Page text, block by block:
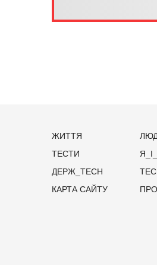
ЖИТТЯ
ТЕСТИ
ДЕРЖ_TECH
КАРТА САЙТУ
ПРО